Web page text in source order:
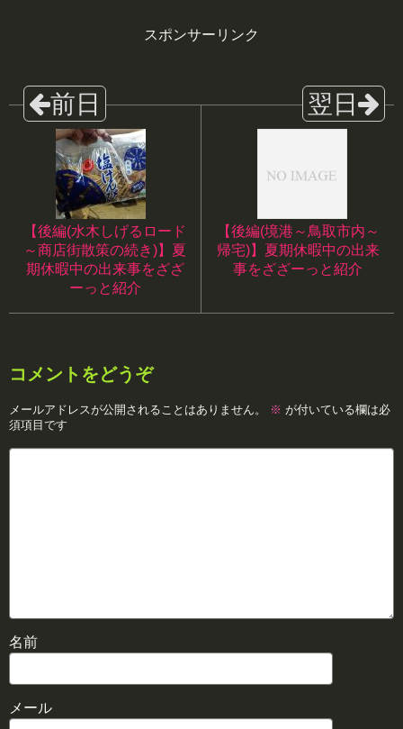
スポンサーリンク
【後編(水木しげるロード
～商店街散策の続き)】夏
期休暇中の出来事をざざ
ーっと紹介
【後編(境港～鳥取市内～
帰宅)】夏期休暇中の出来
事をざざーっと紹介
コメントをどうぞ
メールアドレスが公開されることはありません。 ※ が付いている欄は必
須項目です
名前
メール